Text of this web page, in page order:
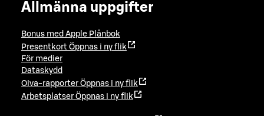
Allmänna uppgifter
Bonus med Apple Plånbok
Presentkort Öppnas i ny flik
För medier
Dataskydd
Oiva-rapporter Öppnas i ny flik
Arbetsplatser Öppnas i ny flik